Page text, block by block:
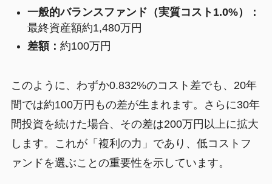
一般的バランスファンド（実質コスト1.0%）：
最終資産額約1,480万円
差額： 約100万円
このように、わずか0.832%のコスト差でも、20年
間では約100万円もの差が生まれます。さらに30年
間投資を続けた場合、その差は200万円以上に拡大
します。これが「複利の力」であり、低コストフ
ァンドを選ぶことの重要性を示しています。